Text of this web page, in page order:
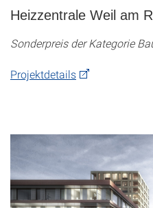
Heizzentrale Weil am
Sonderpreis der Kategorie
Projektdetails